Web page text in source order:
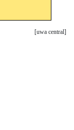
uwa central